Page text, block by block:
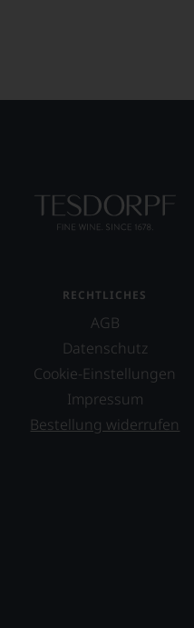
RECHTLICHES
AGB
Datenschutz
Cookie-Einstellungen
Impressum
Bestellung widerrufen